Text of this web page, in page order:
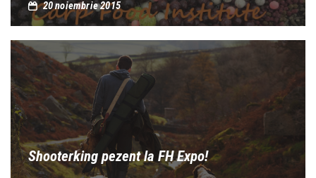
20 noiembrie 2015
Shooterking pezent la FH Expo!